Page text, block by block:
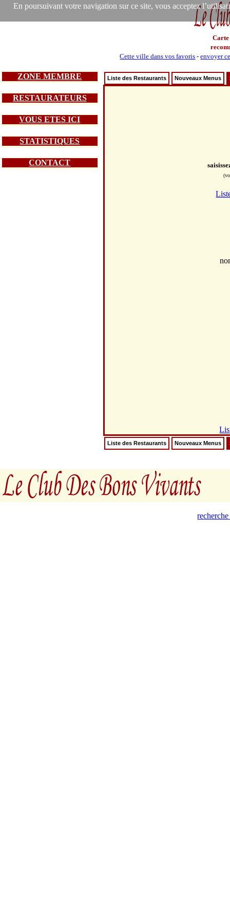
En poursuivant votre navigation sur ce site, vous acceptez
Carte
Cette ville dans vos favoris -envoyer
ZONE MEMBRE
RESTAURATEURS
VOUS ETES ICI
STATISTIQUES
CONTACT
Liste des Restaurants Nouveaux Menus
Liste des Restaurants Nouveaux Menus